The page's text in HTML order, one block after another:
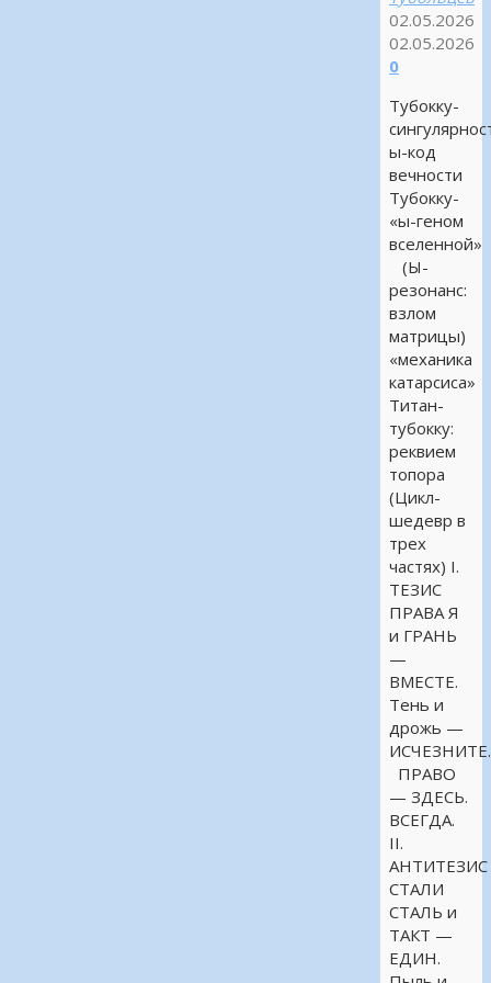
02.05.2026
02.05.2026
0
Тубокку-
ы-код
вечности
Тубокку-
«ы-геном
вселенной»
(Ы-
резонанс:
взлом
матрицы)
«механика
катарсиса»
Титан-
тубокку:
реквием
топора
(Цикл-
шедевр в
трех
частях) I.
ТЕЗИС
ПРАВА Я
и ГРАНЬ
—
ВМЕСТЕ.
Тень и
дрожь —
ИСЧЕЗНИТЕ.
ПРАВО
— ЗДЕСЬ.
ВСЕГДА.
II.
АНТИТЕЗИС
СТАЛИ
СТАЛЬ и
ТАКТ —
ЕДИН.